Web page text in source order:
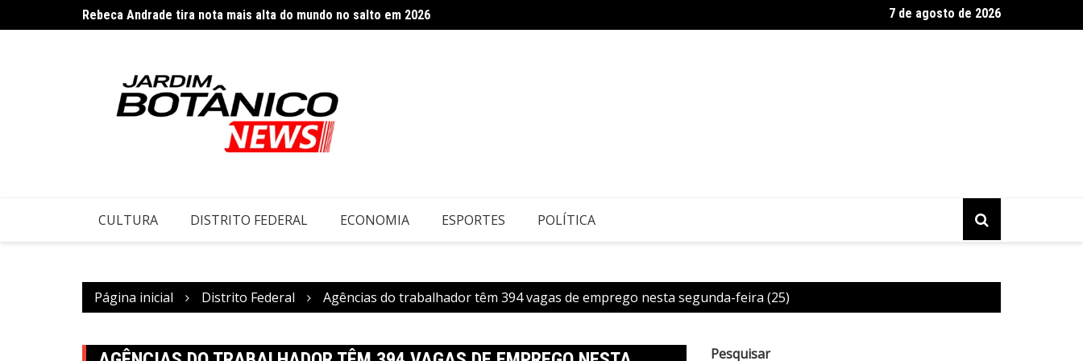
para
Rebeca Andrade tira nota mais alta do mundo no salto em 2026
TJDFT nega pedido de aluguel a ex-cônjuge afastado por medida protetiva
Pelotão de atletas com deficiência visual participa de corrida de rua na
7 de agosto de 2026
CULTURA DISTRITO FEDERAL ECONOMIA ESPORTES POLÍTICA
Página inicial Distrito Federal Agências do trabalhador têm 394 vagas de emprego nesta segunda-feira (25)
Pesquisar